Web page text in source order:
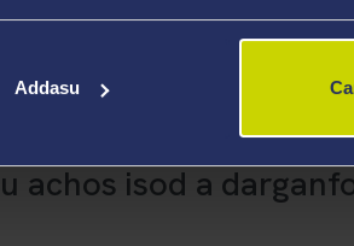
Addasu
achos isod a